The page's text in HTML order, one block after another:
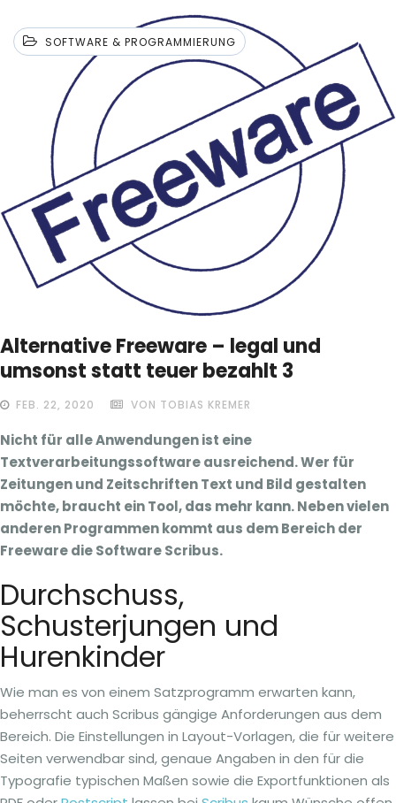
SOFTWARE & PROGRAMMIERUNG
Alternative Freeware – legal und
umsonst statt teuer bezahlt 3
FEB. 22, 2020 VON TOBIAS KREMER
Nicht für alle Anwendungen ist eine
Textverarbeitungssoftware ausreichend. Wer für
Zeitungen und Zeitschriften Text und Bild gestalten
möchte, braucht ein Tool, das mehr kann. Neben vielen
anderen Programmen kommt aus dem Bereich der
Freeware die Software Scribus.
Durchschuss,
Schusterjungen und
Hurenkinder
Wie man es von einem Satzprogramm erwarten kann,
beherrscht auch Scribus gängige Anforderungen aus dem
Bereich. Die Einstellungen in Layout-Vorlagen, die für weitere
Seiten verwendbar sind, genaue Angaben in den für die
Typografie typischen Maßen sowie die Exportfunktionen als